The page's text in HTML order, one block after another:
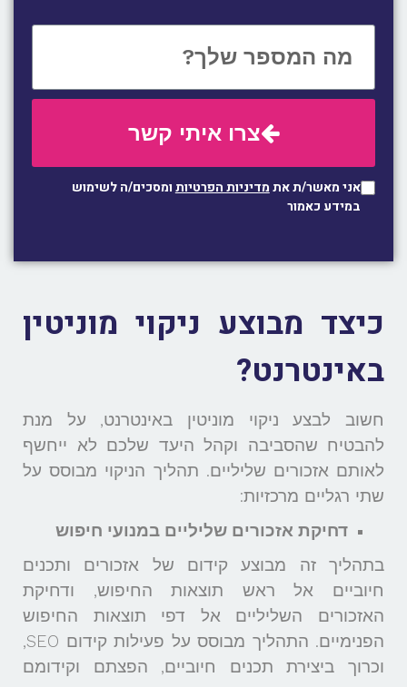
צרו איתי קשר
אני מאשר/ת אתמדיניות הפרטיותומסכים/ה לשימוש
במידע כאמור
כיצד מבוצע ניקוי מוניטין
באינטרנט?
חשוב לבצע ניקוי מוניטין באינטרנט, על מנת
להבטיח שהסביבה וקהל היעד שלכם לא ייחשף
לאותם אזכורים שליליים. תהליך הניקוי מבוסס על
שתי רגליים מרכזיות:
דחיקת אזכורים שליליים במנועי חיפוש
בתהליך זה מבוצע קידום של אזכורים ותכנים
חיוביים אל ראש תוצאות החיפוש, ודחיקת
האזכורים השליליים אל דפי תוצאות החיפוש
הפנימיים. התהליך מבוסס על פעילות קידום SEO,
וכרוך ביצירת תכנים חיוביים, הפצתם וקידומם